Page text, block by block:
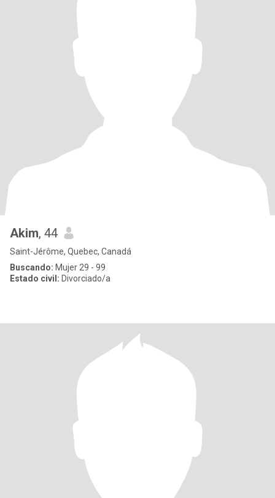
Akim, 44
Saint-Jérôme, Quebec, Canadá
Buscando: Mujer 29 - 99
Estado civil: Divorciado/a